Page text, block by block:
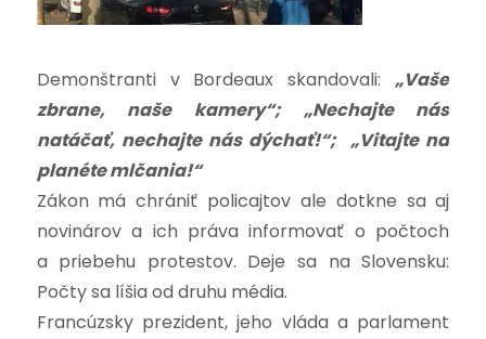
Demonštranti v Bordeaux skandovali:„Vaše
zbrane, naše kamery“; „Nechajte nás
natáčať, nechajte nás dýchať!“; „Vitajte na
planéte mlčania!“
Zákon má chrániť policajtov ale dotkne sa aj
novinárov a ich práva informovať o počtoch
a priebehu protestov. Deje sa na Slovensku:
Počty sa líšia od druhu média.
Francúzsky prezident, jeho vláda a parlament